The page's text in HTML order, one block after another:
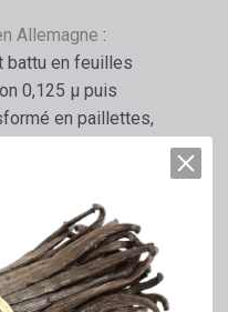
Allemagne :
battu en feuilles
0,125 µ puis
en paillettes,
sûr dans l'UE et
175.
numéro de lot